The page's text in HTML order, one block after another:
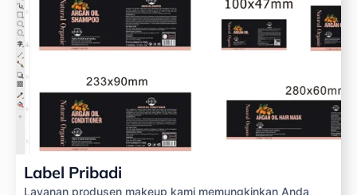
Label Pribadi
Layanan produsen makeup kami memungkinkan Anda